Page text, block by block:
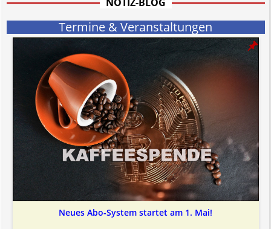
Termine & Veranstaltungen
Neues Abo-System startet am 1. Mai!